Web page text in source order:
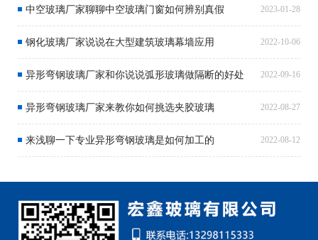
中空玻璃厂家聊聊中空玻璃门窗如何辨别真假 2023-01-28
钢化玻璃厂家说说在大型建筑玻璃幕墙应用 2022-10-06
异形弯钢玻璃厂家和你说说弧形玻璃做隔断的好处 2022-09-16
异形弯钢玻璃厂家来教你如何挑选夹胶玻璃 2022-08-27
来浅聊一下专业异形弯钢玻璃是如何加工的 2022-08-12